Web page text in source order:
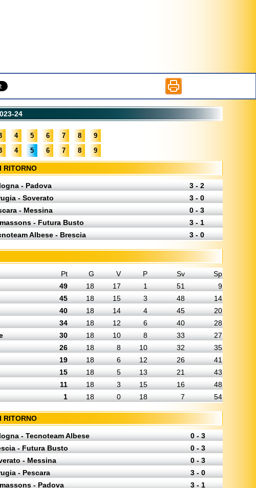
24
4 5 6 7 8 9
4 5 6 7 8 9
RITORNO
- Padova
3 - 2
- Soverato
3 - 0
- Messina
0 - 3
- Futura Busto
3 - 1
Albese - Brescia 3 - 0
Pt G V P Sv
Sp
49 18 17 1 51
9
45 18 15 3 48
14
40 18 14 4 45
20
34 18 12 6 40
28
30 18 10 8 33
27
26 18 8 10 32
35
19 18 6 12 26
41
15 18 5 13 21
43
11 18 3 15 16
48
1 18 0 18 7 54
RITORNO
- Tecnoteam Albese
0 - 3
- Futura Busto
0 - 3
- Messina
0 - 3
- Pescara
3 - 0
- Padova 3 - 1